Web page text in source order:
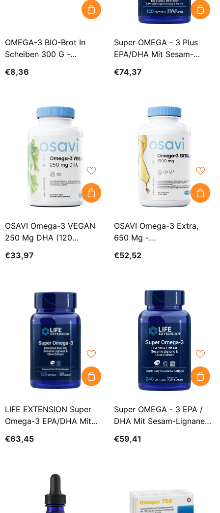
OMEGA-3 BIO-Brot In
Scheiben 300 G -
€8,36
Super OMEGA - 3 Plus
EPA/DHA Mit Sesam-
Krillöl Und Astaxanthin 120
€74,37
OSAVI Omega-3 VEGAN
250 Mg DHA (120
€33,97
OSAVI Omega-3 Extra,
650 Mg -
Kapseln).
€52,52
LIFE EXTENSION Super
Omega-3 EPA/DHA Mit
Olivenextrakt (120
€63,45
Super OMEGA - 3 EPA /
DHA Mit Sesam-Lignanen
Kapseln
€59,41